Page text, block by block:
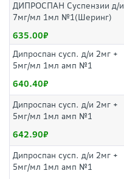
ДИПРОСПАН Суспензии д/и
7мг/мл 1мл №1(Шеринг)
635.00
Дипроспан сусп. д/и 2мг +
5мг/мл 1мл амп №1
640.40
Дипроспан сусп. д/и 2мг +
5мг/мл 1мл амп №1
642.90
Дипроспан сусп. д/и 2мг +
5мг/мл 1мл амп №1